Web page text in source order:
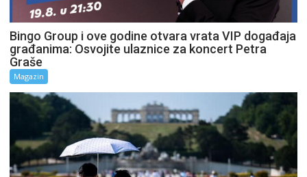
Bingo Group i ove godine otvara vrata VIP događaja
građanima: Osvojite ulaznice za koncert Petra
Graše
Magazin